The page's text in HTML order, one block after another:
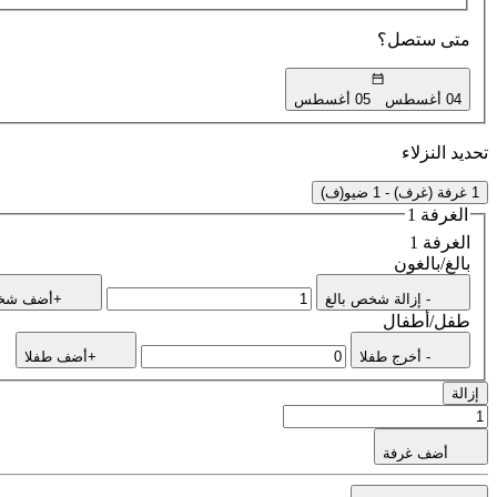
متى ستصل؟
04 أغسطس 05 أغسطس
تحديد النزلاء
1 غرفة (غرف) - 1 ضيو(ف)
الغرفة 1
الغرفة 1
بالغ/بالغون
- إزالة شخص بالغ +أضف
طفل/أطفال
- أخرج طفلا +أضف طفلا
إزالة
أضف غرفة